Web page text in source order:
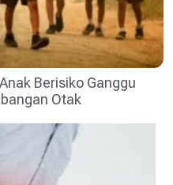
Berisiko Ganggu
Otak